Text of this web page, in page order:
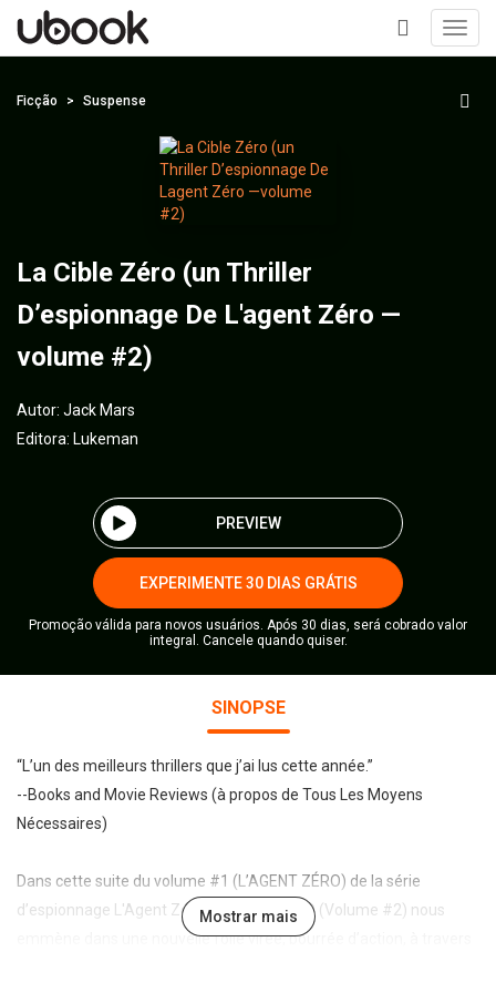
+
Ficção Suspense
La Cible Zéro (un Thriller
D’espionnage De L'agent Zéro —
volume #2)
Autor: Jack Mars
Editora: Lukeman
PREVIEW
EXPERIMENTE 30 DIAS GRÁTIS
Promoção válida para novos usuários. Após 30 dias, será cobrado valor
integral. Cancele quando quiser.
SINOPSE
“L’un des meilleurs thrillers que j’ai lus cette année.”
--Books and Movie Reviews (à propos de Tous Les Moyens
Nécessaires)
Dans cette suite du volume #1 (L’AGENT ZÉRO) de la série
d’espionnage L'Agent Zéro, LA CIBLE ZÉRO (Volume #2) nous
emmène dans une nouvelle folle virée, bourrée d’action, à travers
Mostrar mais